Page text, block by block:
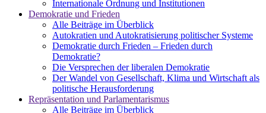
Internationale Ordnung und Institutionen
Demokratie und Frieden
Alle Beiträge im Überblick
Autokratien und Autokratisierung politischer Systeme
Demokratie durch Frieden – Frieden durch
Demokratie?
Die Versprechen der liberalen Demokratie
Der Wandel von Gesellschaft, Klima und Wirtschaft als
politische Herausforderung
Repräsentation und Parlamentarismus
Alle Beiträge im Überblick